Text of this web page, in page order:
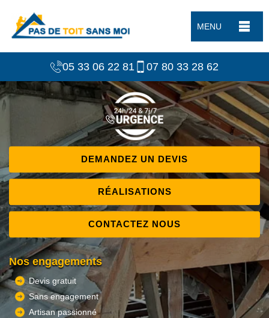
MENU
05 33 06 22 81 07 80 33 28 62
DEMANDEZ UN DEVIS
RÉALISATIONS
CONTACTEZ NOUS
Nos engagements
Devis gratuit
Sans engagement
Artisan passionné